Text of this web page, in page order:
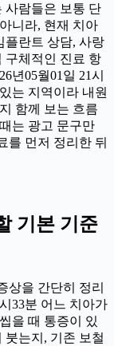
사람들은 보통 단
니라, 현재 치아
플란트 상담, 사랑
구체적인 진료 항
년05월01일 21시
는 지역이라 내원
함께 보는 흐름
는 광고 문구만
를 먼저 정리한 뒤
기본 기준
상을 간단히 정리
33분 어느 치아가
을 때 통증이 있
붓는지, 기존 보철